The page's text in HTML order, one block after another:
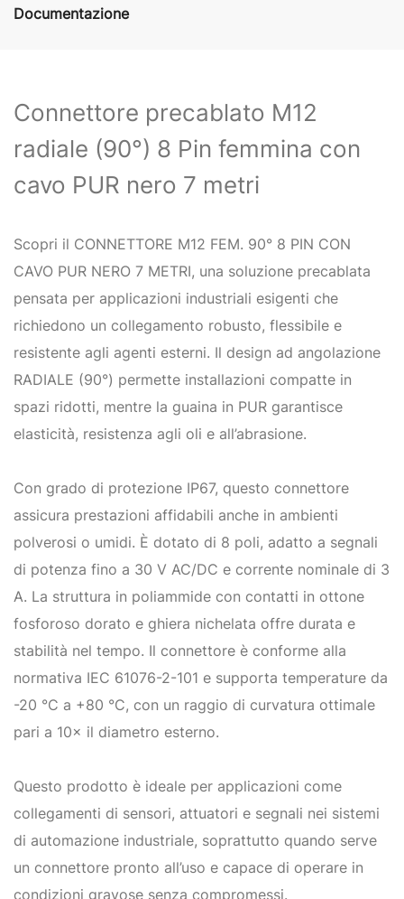
Documentazione
Connettore precablato M12
radiale (90°) 8 Pin femmina con
cavo PUR nero 7 metri
Scopri il CONNETTORE M12 FEM. 90° 8 PIN CON
CAVO PUR NERO 7 METRI, una soluzione precablata
pensata per applicazioni industriali esigenti che
richiedono un collegamento robusto, flessibile e
resistente agli agenti esterni. Il design ad angolazione
RADIALE (90°) permette installazioni compatte in
spazi ridotti, mentre la guaina in PUR garantisce
elasticità, resistenza agli oli e all’abrasione.
Con grado di protezione IP67, questo connettore
assicura prestazioni affidabili anche in ambienti
polverosi o umidi. È dotato di 8 poli, adatto a segnali
di potenza fino a 30 V AC/DC e corrente nominale di 3
A. La struttura in poliammide con contatti in ottone
fosforoso dorato e ghiera nichelata offre durata e
stabilità nel tempo. Il connettore è conforme alla
normativa IEC 61076-2-101 e supporta temperature da
-20 °C a +80 °C, con un raggio di curvatura ottimale
pari a 10× il diametro esterno.
Questo prodotto è ideale per applicazioni come
collegamenti di sensori, attuatori e segnali nei sistemi
di automazione industriale, soprattutto quando serve
un connettore pronto all’uso e capace di operare in
condizioni gravose senza compromessi.